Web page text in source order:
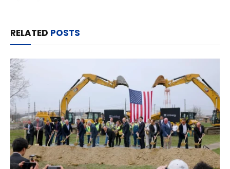
RELATED POSTS